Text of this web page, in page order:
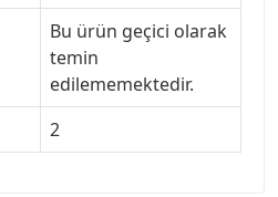
Bu ürün geçici olarak
temin
edilememektedir.
2